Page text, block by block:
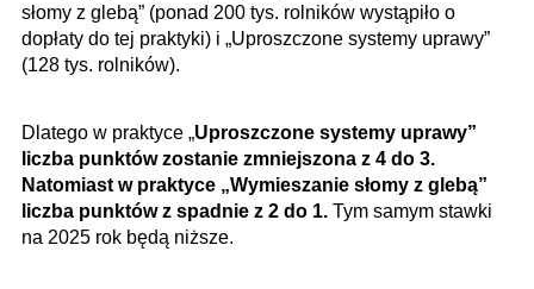
słomy z glebą” (ponad 200 tys. rolników wystąpiło o
dopłaty do tej praktyki) i „Uproszczone systemy uprawy”
(128 tys. rolników).
Dlatego w praktyce „Uproszczone systemy uprawy”
liczba punktów zostanie zmniejszona z 4 do 3.
Natomiast w praktyce „Wymieszanie słomy z glebą”
liczba punktów z spadnie z 2 do 1. Tym samym stawki
na 2025 rok będą niższe.